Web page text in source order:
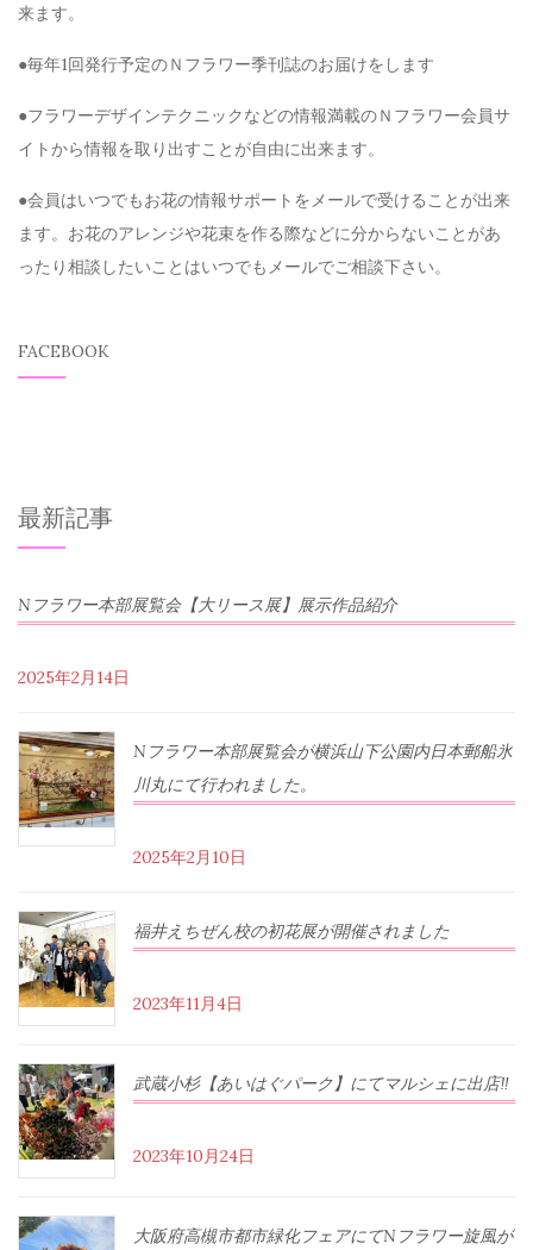
来ます。
●毎年1回発行予定のＮフラワー季刊誌のお届けをします
●フラワーデザインテクニックなどの情報満載のＮフラワー会員サ
イトから情報を取り出すことが自由に出来ます。
●会員はいつでもお花の情報サポートをメールで受けることが出来
ます。お花のアレンジや花束を作る際などに分からないことがあ
ったり相談したいことはいつでもメールでご相談下さい。
FACEBOOK
最新記事
Nフラワー本部展覧会【大リース展】展示作品紹介
2025年2月14日
Nフラワー本部展覧会が横浜山下公園内日本郵船氷
川丸にて行われました。
2025年2月10日
福井えちぜん校の初花展が開催されました
2023年11月4日
武蔵小杉【あいはぐパーク】にてマルシェに出店‼︎
2023年10月24日
大阪府高槻市都市緑化フェアにてNフラワー旋風が